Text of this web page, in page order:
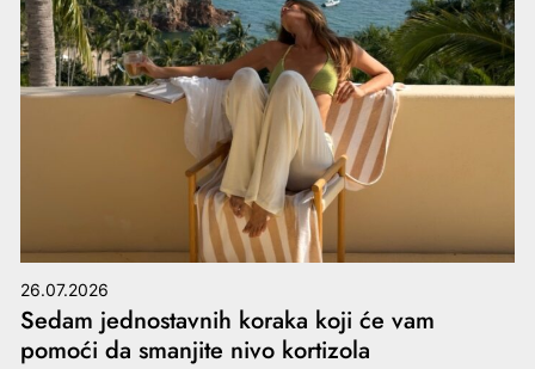
26.07.2026
Sedam jednostavnih koraka koji će vam
pomoći da smanjite nivo kortizola